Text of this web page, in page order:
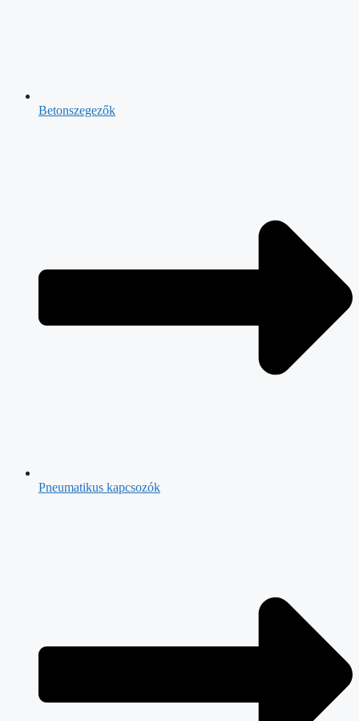
Betonszegezők
Pneumatikus kapcsozók